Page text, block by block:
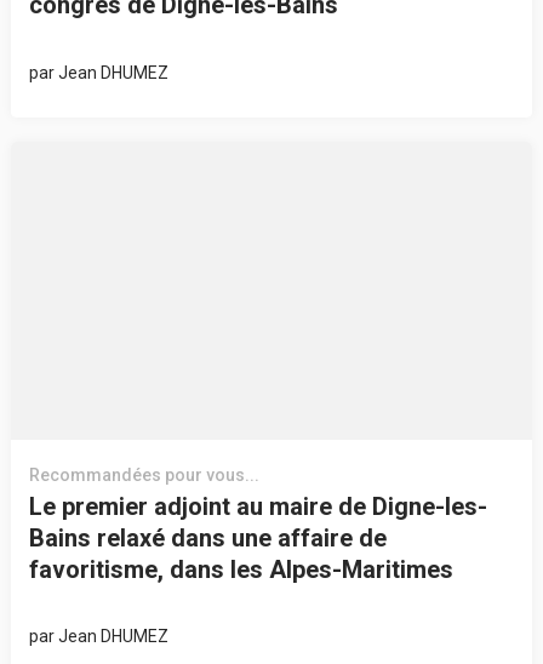
parJean DHUMEZ
Recommandées pour vous...
Le premier adjoint au maire de Digne-les-
Bains relaxé dans une affaire de
favoritisme, dans les Alpes-Maritimes
parJean DHUMEZ